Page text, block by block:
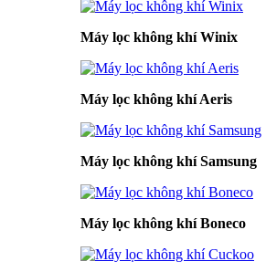
Máy lọc không khí Winix
Máy lọc không khí Aeris
Máy lọc không khí Samsung
Máy lọc không khí Boneco